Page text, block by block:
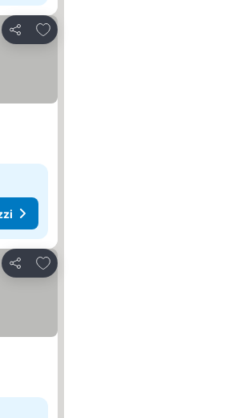
Condividi
Aggiungi ai preferiti
Condividi
Aggiungi ai preferiti